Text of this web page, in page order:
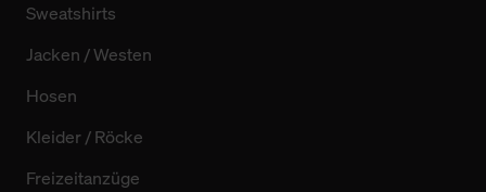
Sweatshirts
Jacken / Westen
Hosen
Kleider / Röcke
Freizeitanzüge